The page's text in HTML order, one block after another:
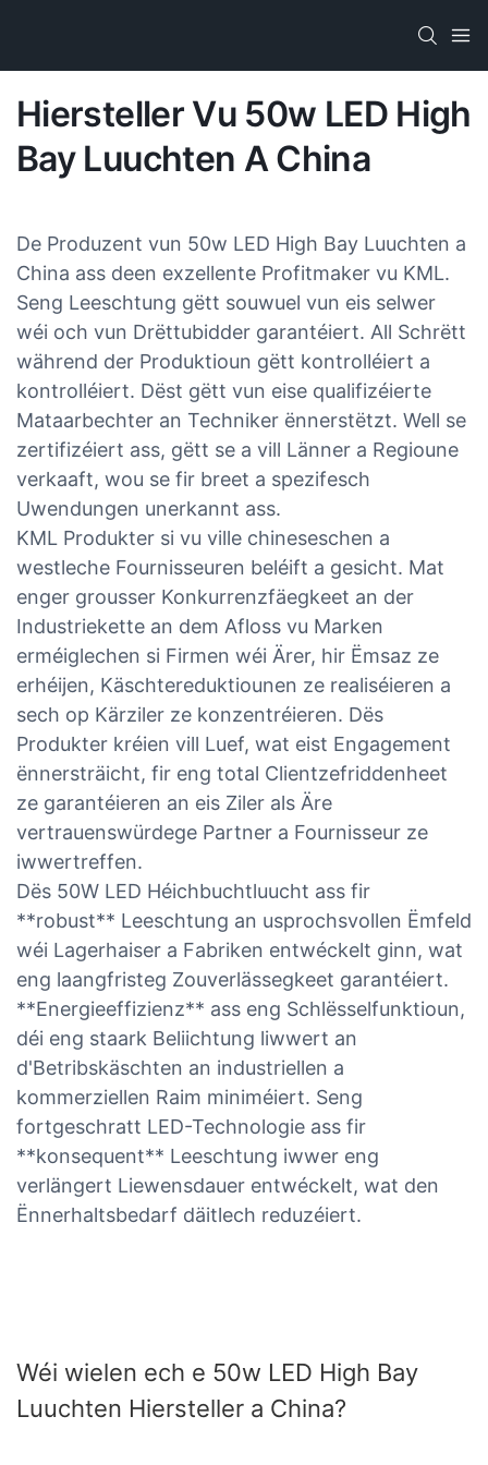
Hiersteller Vu 50w LED High
Bay Luuchten A China
De Produzent vun 50w LED High Bay Luuchten a
China ass deen exzellente Profitmaker vu KML.
Seng Leeschtung gëtt souwuel vun eis selwer
wéi och vun Drëttubidder garantéiert. All Schrëtt
während der Produktioun gëtt kontrolléiert a
kontrolléiert. Dëst gëtt vun eise qualifizéierte
Mataarbechter an Techniker ënnerstëtzt. Well se
zertifizéiert ass, gëtt se a vill Länner a Regioune
verkaaft, wou se fir breet a spezifesch
Uwendungen unerkannt ass.
KML Produkter si vu ville chineseschen a
westleche Fournisseuren beléift a gesicht. Mat
enger grousser Konkurrenzfäegkeet an der
Industriekette an dem Afloss vu Marken
erméiglechen si Firmen wéi Ärer, hir Ëmsaz ze
erhéijen, Käschtereduktiounen ze realiséieren a
sech op Kärziler ze konzentréieren. Dës
Produkter kréien vill Luef, wat eist Engagement
ënnersträicht, fir eng total Clientzefriddenheet
ze garantéieren an eis Ziler als Äre
vertrauenswürdege Partner a Fournisseur ze
iwwertreffen.
Dës 50W LED Héichbuchtluucht ass fir
**robust** Leeschtung an usprochsvollen Ëmfeld
wéi Lagerhaiser a Fabriken entwéckelt ginn, wat
eng laangfristeg Zouverlässegkeet garantéiert.
**Energieeffizienz** ass eng Schlësselfunktioun,
déi eng staark Beliichtung liwwert an
d'Betribskäschten an industriellen a
kommerziellen Raim miniméiert. Seng
fortgeschratt LED-Technologie ass fir
**konsequent** Leeschtung iwwer eng
verlängert Liewensdauer entwéckelt, wat den
Ënnerhaltsbedarf däitlech reduzéiert.
Wéi wielen ech e 50w LED High Bay
Luuchten Hiersteller a China?